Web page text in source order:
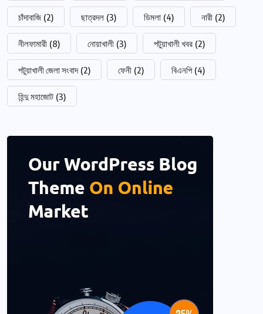
চাঁদাবাজি (2) ছাত্রদল (3) ডিমলা (4) নারী (2)
নীলফামারী (8) নোয়াখালী (3) পটুয়াখালী খবর (2)
পটুয়াখালী জেলা সংবাদ (2) ফেনী (2) বিএনপি (4)
হিন্দু মহাজোট (3)